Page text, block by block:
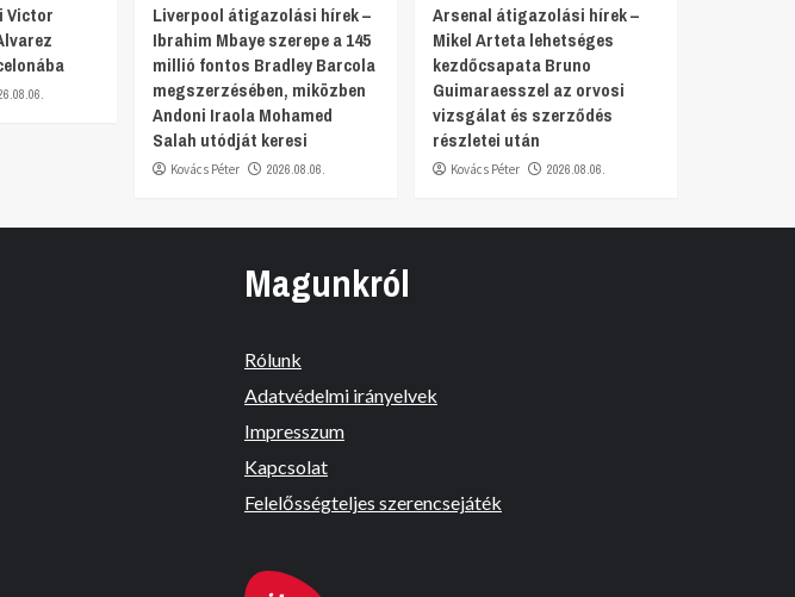
Victor
Liverpool átigazolási hírek –
Ibrahim Mbaye szerepe a 145
millió fontos Bradley Barcola
megszerzésében, miközben
Andoni Iraola Mohamed
Salah utódját keresi
Kovács Péter 2026.08.06.
Arsenal átigazolási hírek –
Mikel Arteta lehetséges
kezdőcsapata Bruno
Guimaraesszel az orvosi
vizsgálat és szerződés
részletei után
Kovács Péter 2026.08.06.
Magunkról
Rólunk
Adatvédelmi irányelvek
Impresszum
Kapcsolat
Felelősségteljes szerencsejáték